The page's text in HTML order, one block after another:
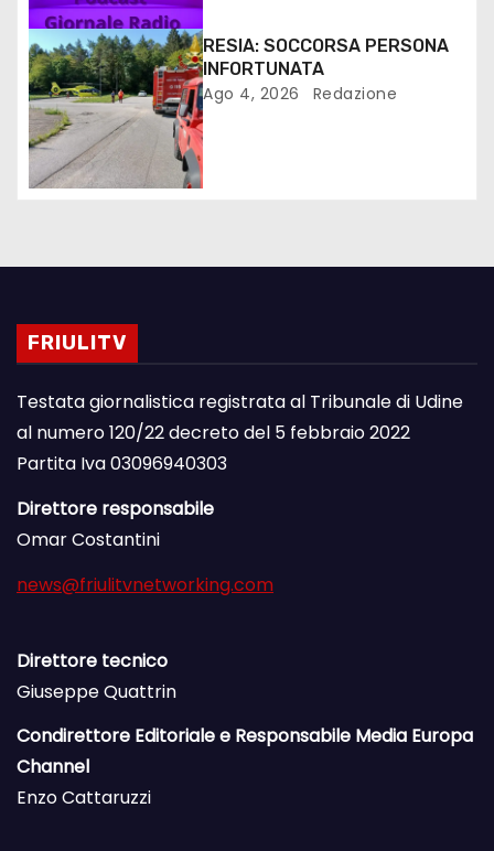
RESIA: SOCCORSA PERSONA
INFORTUNATA
Ago 4, 2026 Redazione
FRIULITV
Testata giornalistica registrata al Tribunale di Udine
al numero 120/22 decreto del 5 febbraio 2022
Partita Iva 03096940303
Direttore responsabile
Omar Costantini
news@friulitvnetworking.com
Direttore tecnico
Giuseppe Quattrin
Condirettore Editoriale e Responsabile Media Europa
Channel
Enzo Cattaruzzi